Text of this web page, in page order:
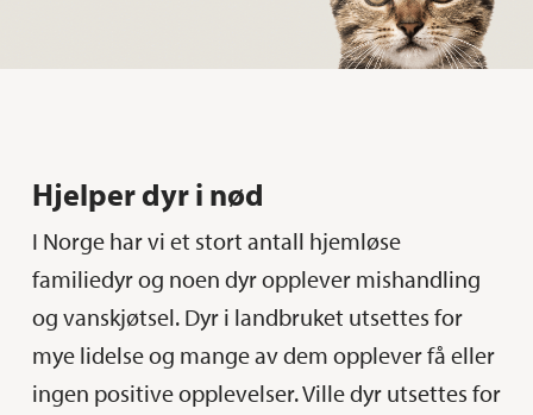
Hjelper dyr i nød
I Norge har vi et stort antall hjemløse
familiedyr og noen dyr opplever mishandling
og vanskjøtsel. Dyr i landbruket utsettes for
mye lidelse og mange av dem opplever få eller
ingen positive opplevelser. Ville dyr utsettes for